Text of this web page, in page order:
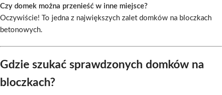
Czy domek można przenieść w inne miejsce?
Oczywiście! To jedna z największych zalet domków na bloczkach
betonowych.
Gdzie szukać sprawdzonych domków na
bloczkach?